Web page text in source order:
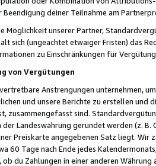
deiner Teilnahme am
Möglichkeit unserer Partner,
sich (ungeachtet etwaiger Fristen) das
zu Einschränkungen für
von Vergütungen
Anstrengungen unternehmen,
und unsere Berichte zu erstellen und
zusammengefasst sind.
der Landeswährung gerundet werden (z.
Preiskarte angegebenen Satz liegt.
60 Tage nach Ende jedes
ob du Zahlungen in einer anderen